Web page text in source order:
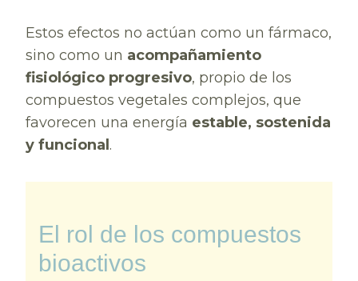
Estos efectos no actúan como un fármaco,
sino como un acompañamiento
fisiológico progresivo, propio de los
compuestos vegetales complejos, que
favorecen una energía estable, sostenida
y funcional.
El rol de los compuestos
bioactivos